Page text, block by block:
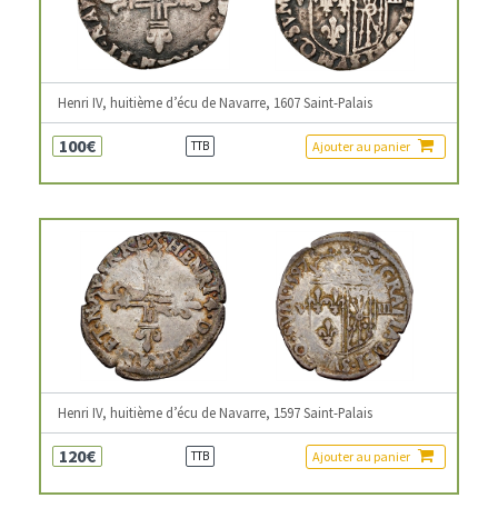
Henri IV, huitième d’écu de Navarre, 1607 Saint-Palais
100€ TTB Ajouter au panier
Henri IV, huitième d’écu de Navarre, 1597 Saint-Palais
120€ TTB Ajouter au panier